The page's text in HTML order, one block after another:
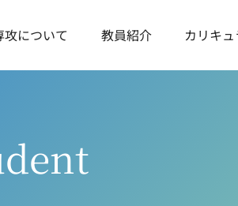
攻について 教員紹介 カリキ